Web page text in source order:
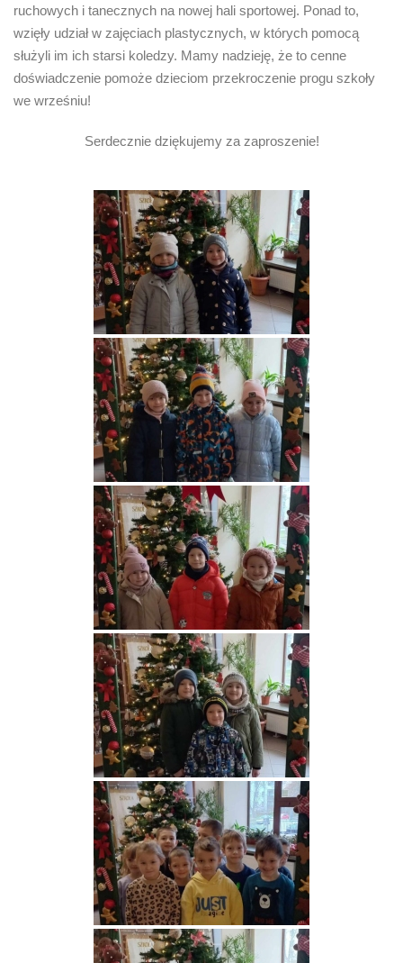
ruchowych i tanecznych na nowej hali sportowej. Ponad to,
wzięły udział w zajęciach plastycznych, w których pomocą
służyli im ich starsi koledzy. Mamy nadzieję, że to cenne
doświadczenie pomoże dzieciom przekroczenie progu szkoły
we wrześniu!
Serdecznie dziękujemy za zaproszenie!